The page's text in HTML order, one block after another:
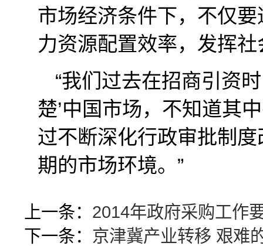
市场经济条件下，不仅
力资源配置效率，发挥
“我们过去在招商引资
楚’中国市场，不知道其
过不断深化行政审批制
期的市场环境。”
上一条： 2014年政府采购工作
下一条： 京津冀产业转移 艰难